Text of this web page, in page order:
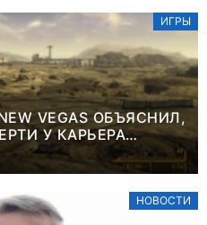
ИГРЫ
VEGAS ОБЪЯСНИЛ,
У КАРЬЕРА
ГОЛОВУ
НОВОСТИ